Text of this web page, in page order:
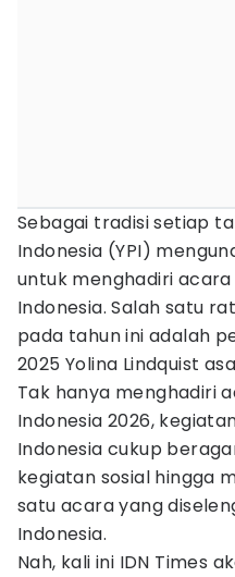
Sebagai tradisi setiap
Indonesia (YPI)
untuk menghadiri acara
Indonesia. Salah satu
pada tahun ini adalah
2025 Yolina Lindquist
Tak hanya menghadiri
Indonesia 2026,
Indonesia cukup
kegiatan sosial hingga
satu acara yang
Indonesia.
Nah, kali ini IDN Times